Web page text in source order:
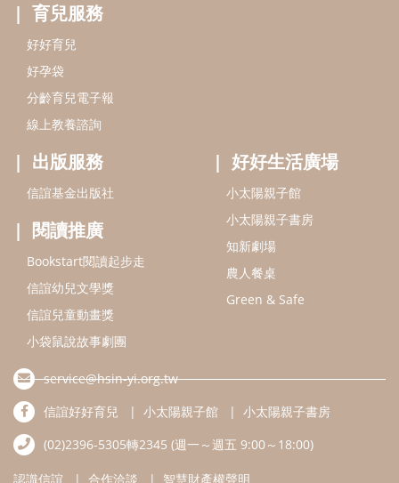
育兒服務
好好育兒
好孕袋
分齡育兒電子報
線上教養諮詢
出版服務
信誼基金出版社
閱讀推廣
Bookstart閱讀起步走
信誼幼兒文學獎
信誼兒童動畫獎
小袋鼠說故事劇團
好好生活廣場
小太陽親子館
小太陽親子書房
知新劇場
農人餐桌
Green & Safe
service@hsin-yi.org.tw
信誼好好育兒
小太陽親子館
小太陽親子書房
(02)2396-5305轉2345 (週一～週五 9:00～18:00)
認識信誼 合作洽談 智慧財產權聲明